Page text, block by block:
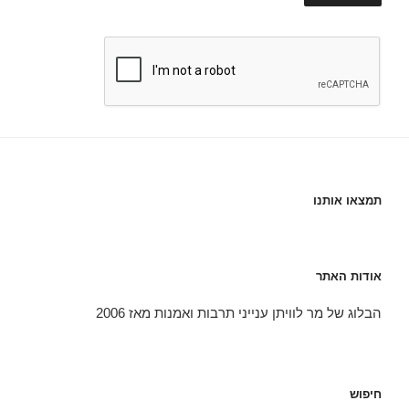
תמצאו אותנו
אודות האתר
הבלוג של מר לוויתן ענייני תרבות ואמנות מאז 2006
חיפוש